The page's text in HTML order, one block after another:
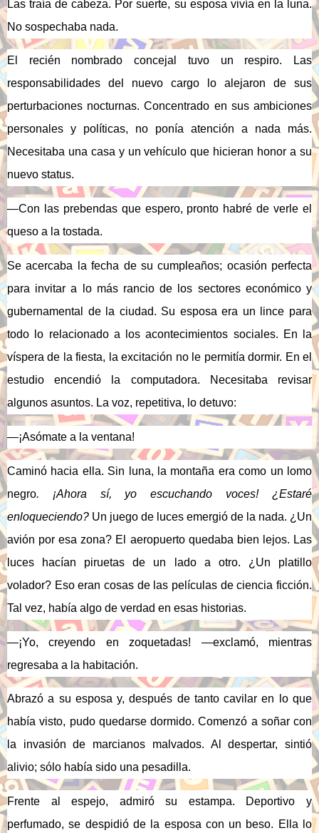
Las traía de cabeza. Por suerte, su esposa vivía en la luna.
No sospechaba nada.
El recién nombrado concejal tuvo un respiro. Las
responsabilidades del nuevo cargo lo alejaron de sus
perturbaciones nocturnas. Concentrado en sus ambiciones
personales y políticas, no ponía atención a nada más.
Necesitaba una casa y un vehículo que hicieran honor a su
nuevo status.
—Con las prebendas que espero, pronto habré de verle el
queso a la tostada.
Se acercaba la fecha de su cumpleaños; ocasión perfecta
para invitar a lo más rancio de los sectores económico y
gubernamental de la ciudad. Su esposa era un lince para
todo lo relacionado a los acontecimientos sociales. En la
víspera de la fiesta, la excitación no le permitía dormir. En el
estudio encendió la computadora. Necesitaba revisar
algunos asuntos. La voz, repetitiva, lo detuvo:
—¡Asómate a la ventana!
Caminó hacia ella. Sin luna, la montaña era como un lomo
negro. ¡Ahora sí, yo escuchando voces! ¿Estaré
enloqueciendo? Un juego de luces emergió de la nada. ¿Un
avión por esa zona? El aeropuerto quedaba bien lejos. Las
luces hacían piruetas de un lado a otro. ¿Un platillo
volador? Eso eran cosas de las películas de ciencia ficción.
Tal vez, había algo de verdad en esas historias.
—¡Yo, creyendo en zoquetadas! —exclamó, mientras
regresaba a la habitación.
Abrazó a su esposa y, después de tanto cavilar en lo que
había visto, pudo quedarse dormido. Comenzó a soñar con
la invasión de marcianos malvados. Al despertar, sintió
alivio; sólo había sido una pesadilla.
Frente al espejo, admiró su estampa. Deportivo y
perfumado, se despidió de la esposa con un beso. Ella lo